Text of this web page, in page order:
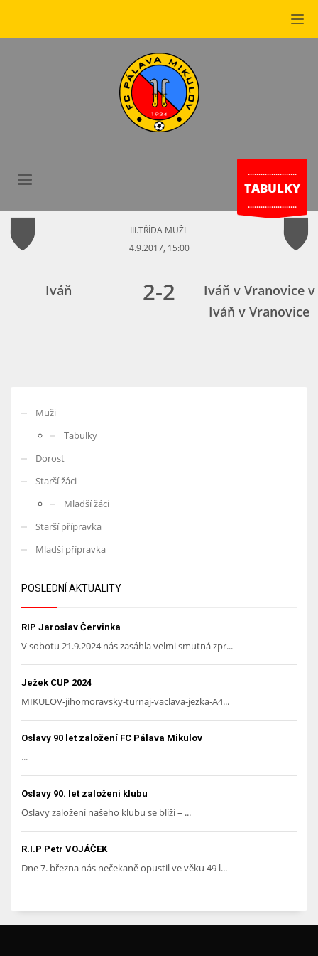
.......................
TABULKY
.......................
III.TŘÍDA MUŽI
4.9.2017, 15:00
Iváň 2-2
Iváň v Vranovice v
Iváň v Vranovice
Muži
Tabulky
Dorost
Starší žáci
Mladší žáci
Starší přípravka
Mladší přípravka
POSLEDNÍ AKTUALITY
RIP Jaroslav Červinka
V sobotu 21.9.2024 nás zasáhla velmi smutná zpr...
Ježek CUP 2024
MIKULOV-jihomoravsky-turnaj-vaclava-jezka-A4...
Oslavy 90 let založení FC Pálava Mikulov
...
Oslavy 90. let založení klubu
Oslavy založení našeho klubu se blíží – ...
R.I.P Petr VOJÁČEK
Dne 7. března nás nečekaně opustil ve věku 49 l...